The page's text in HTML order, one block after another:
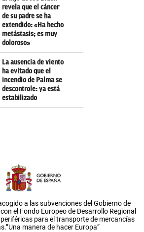
revela que el cáncer
de su padre se ha
extendido: «Ha hecho
metástasis; es muy
doloroso»
La ausencia de viento
ha evitado que el
incendio de Palma se
descontrole: ya está
estabilizado
a las subvenciones del Gobierno de
el Fondo Europeo de Desarrollo Regional
para el transporte de mercancías
manera de hacer Europa”